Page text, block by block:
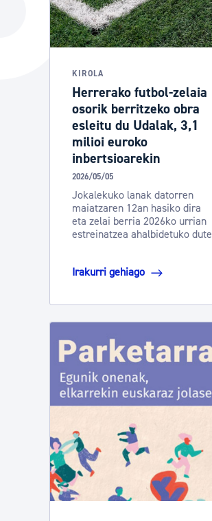
Hiria
Hiria orain
Etorkizuneko hiria
KIROLA
Herrerako futbol-zelaia
osorik berritzeko obra
esleitu du Udalak, 3,1
milioi euroko
inbertsioarekin
2026/05/05
Jokalekuko lanak datorren
maiatzaren 12an hasiko dira
eta zelai berria 2026ko urrian
estreinatzea ahalbidetuko dute
Irakurri gehiago